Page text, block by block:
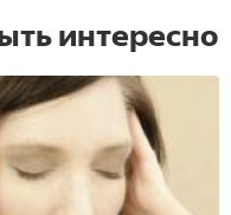
интересно